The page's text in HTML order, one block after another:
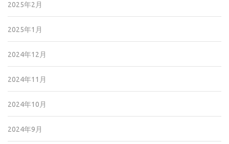
2025年2月
2025年1月
2024年12月
2024年11月
2024年10月
2024年9月